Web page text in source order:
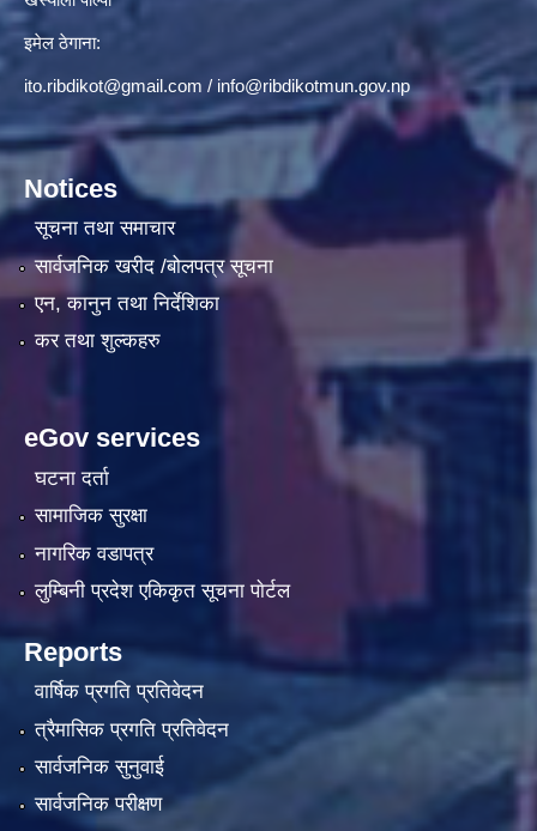
इमेल ठेगाना:
ito.ribdikot@gmail.com / info@ribdikotmun.gov.np
Notices
सूचना तथा समाचार
सार्वजनिक खरीद /बोलपत्र सूचना
एन, कानुन तथा निर्देशिका
कर तथा शुल्कहरु
eGov services
घटना दर्ता
सामाजिक सुरक्षा
नागरिक वडापत्र
लुम्बिनी प्रदेश एकिकृत सूचना पाेर्टल
Reports
वार्षिक प्रगति प्रतिवेदन
त्रैमासिक प्रगति प्रतिवेदन
सार्वजनिक सुनुवाई
सार्वजनिक परीक्षण